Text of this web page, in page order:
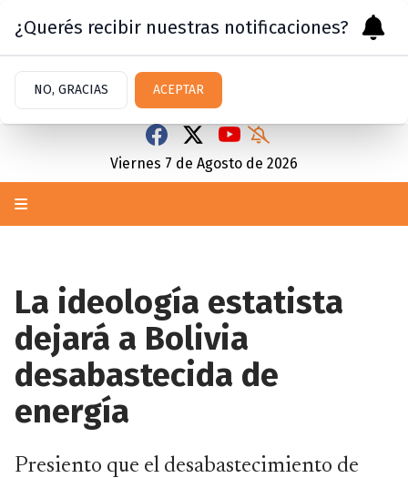
Viernes 7 de Agosto de 2026
La ideología estatista
dejará a Bolivia
desabastecida de
energía
Presiento que el desabastecimiento de
¿Querés recibir nuestras notificaciones?
NO, GRACIAS ACEPTAR